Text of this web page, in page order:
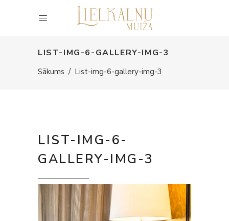
LIST-IMG-6-GALLERY-IMG-3
Sākums / List-img-6-gallery-img-3
LIST-IMG-6-
GALLERY-IMG-3